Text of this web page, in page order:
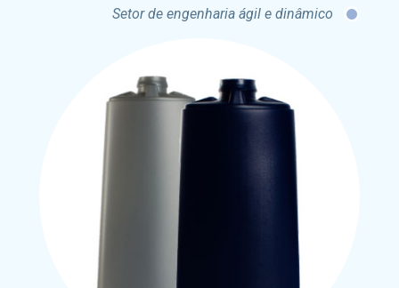
Setor de engenharia ágil e dinâmico